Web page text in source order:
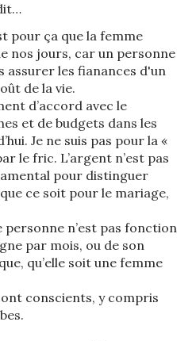
pour ça que la femme
nos jours, car un personne
assurer les fianances d'un
de la vie.
d’accord avec le
et de budgets dans les
Je ne suis pas pour la «
le fric. L’argent n’est pas
pour distinguer
ce soit pour le mariage,
personne n’est pas fonction
par mois, ou de son
qu’elle soit une femme
conscients, y compris